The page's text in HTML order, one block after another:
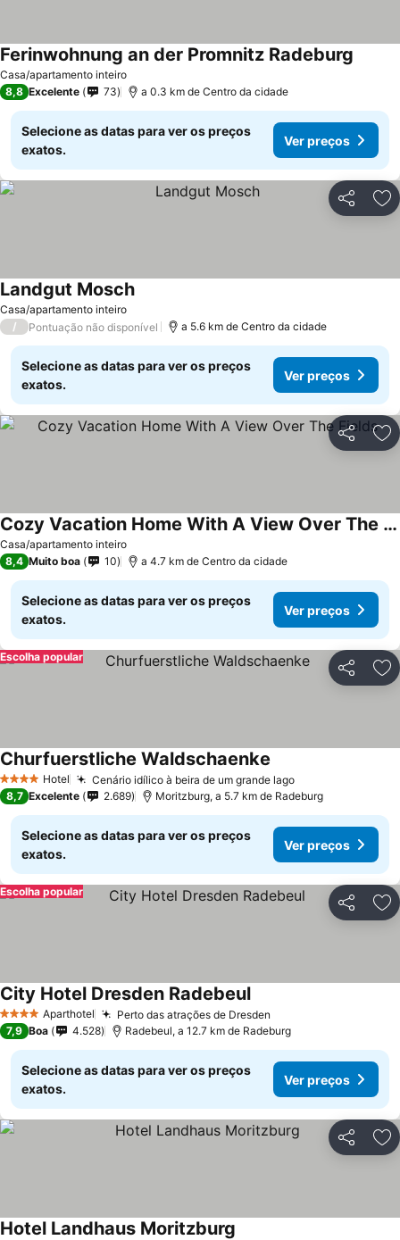
Casa/apartamento inteiro
Ferinwohnung an der Promnitz Radeburg
8,8 Excelente 73 a 0.3 km de Centro da cidade
Selecione as datas para ver os preços
exatos.
Ver preços
Partilhar
Casa/apartamento inteiro
Landgut MoschVer preços
/ Pontuação não disponível a 5.6 km de Centro da cidade
Selecione as datas para ver os preços
exatos.
Ver preços
Partilhar
Casa/apartamento inteiro
Cozy Vacation Home With A View Over The Fields
Ver preços
8,4 Muito boa 10 a 4.7 km de Centro da cidade
Selecione as datas para ver os preços
exatos.
Ver preços
Partilhar
Escolha popular
4 EstrelasHotel Cenário idílico à beira de um grande lagoVer preços
Churfuerstliche Waldschaenke
8,7 Excelente 2.689 Moritzburg, a 5.7 km de Radeburg
Selecione as datas para ver os preços
exatos.
Ver preços
Partilhar
Escolha popular
4 EstrelasAparthotel Perto das atrações de Dresden
City Hotel Dresden RadebeulVer preços
7,9 Boa 4.528 Radebeul, a 12.7 km de Radeburg
Selecione as datas para ver os preços
exatos.
Ver preços
Partilhar
Hotel Landhaus Moritzburg